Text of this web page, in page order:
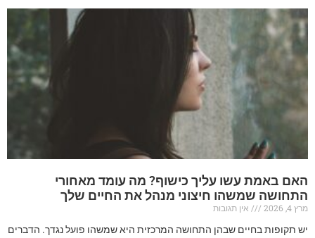
האם באמת עשו עליך כישוף? מה עומד מאחורי
התחושה שמשהו חיצוני מנהל את החיים שלך
מרץ 4, 2026
אין תגובות
יש תקופות בחיים שבהן התחושה המרכזית היא שמשהו פועל נגדך. הדברים